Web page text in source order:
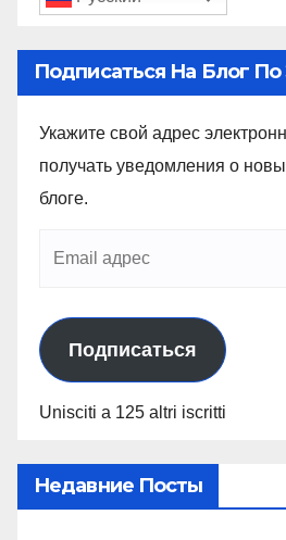
Подписаться На Блог
Укажите свой адрес
получать уведомления о
блоге.
Подписаться
Unisciti a 125 altri iscritti
Недавние Посты